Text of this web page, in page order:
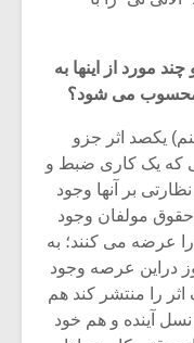
مورد از اینها به
محسوب می شود؟
میکنم) یکصد اثر جزو
که یک کاری ضبط و
بر آنها وجود
حقوق مولفان وجود
را عرضه می کنند؛ به
دراین عرصه وجود
را منتشر کند هم
آینده و هم خود